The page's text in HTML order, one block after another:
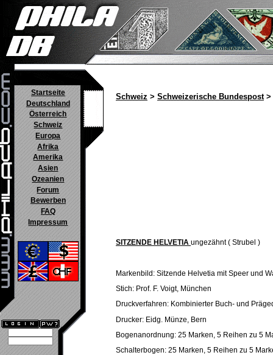
Startseite
Deutschland
Österreich
Schweiz
Europa
Afrika
Amerika
Asien
Ozeanien
Forum
Bewerben
FAQ
Impressum
Schweiz > Schweizerische Bundespost>
SITZENDE HELVETIA ungezähnt ( Strubel )
Markenbild: Sitzende Helvetia mit Speer und
Stich: Prof. F. Voigt, München
Druckverfahren: Kombinierter Buch- und
Drucker: Eidg. Münze, Bern
Bogenanordnung: 25 Marken, 5 Reihen zu 5
Schalterbogen: 25 Marken, 5 Reihen zu 5